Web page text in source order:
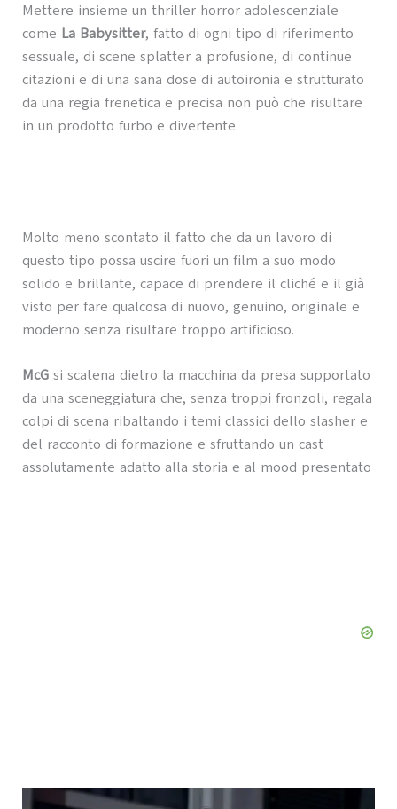
Mettere insieme un thriller horror adolescenziale
come La Babysitter, fatto di ogni tipo di riferimento
sessuale, di scene splatter a profusione, di continue
citazioni e di una sana dose di autoironia e strutturato
da una regia frenetica e precisa non può che risultare
in un prodotto furbo e divertente.
Molto meno scontato il fatto che da un lavoro di
questo tipo possa uscire fuori un film a suo modo
solido e brillante, capace di prendere il cliché e il già
visto per fare qualcosa di nuovo, genuino, originale e
moderno senza risultare troppo artificioso.
McGsi scatena dietro la macchina da presa supportato
da una sceneggiatura che, senza troppi fronzoli, regala
colpi di scena ribaltando i temi classici dello slasher e
del racconto di formazione e sfruttando un cast
assolutamente adatto alla storia e al mood presentato